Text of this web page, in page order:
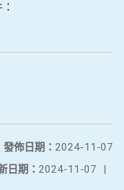
發佈日期： 2024-11-07
日期： 2024-11-07 |